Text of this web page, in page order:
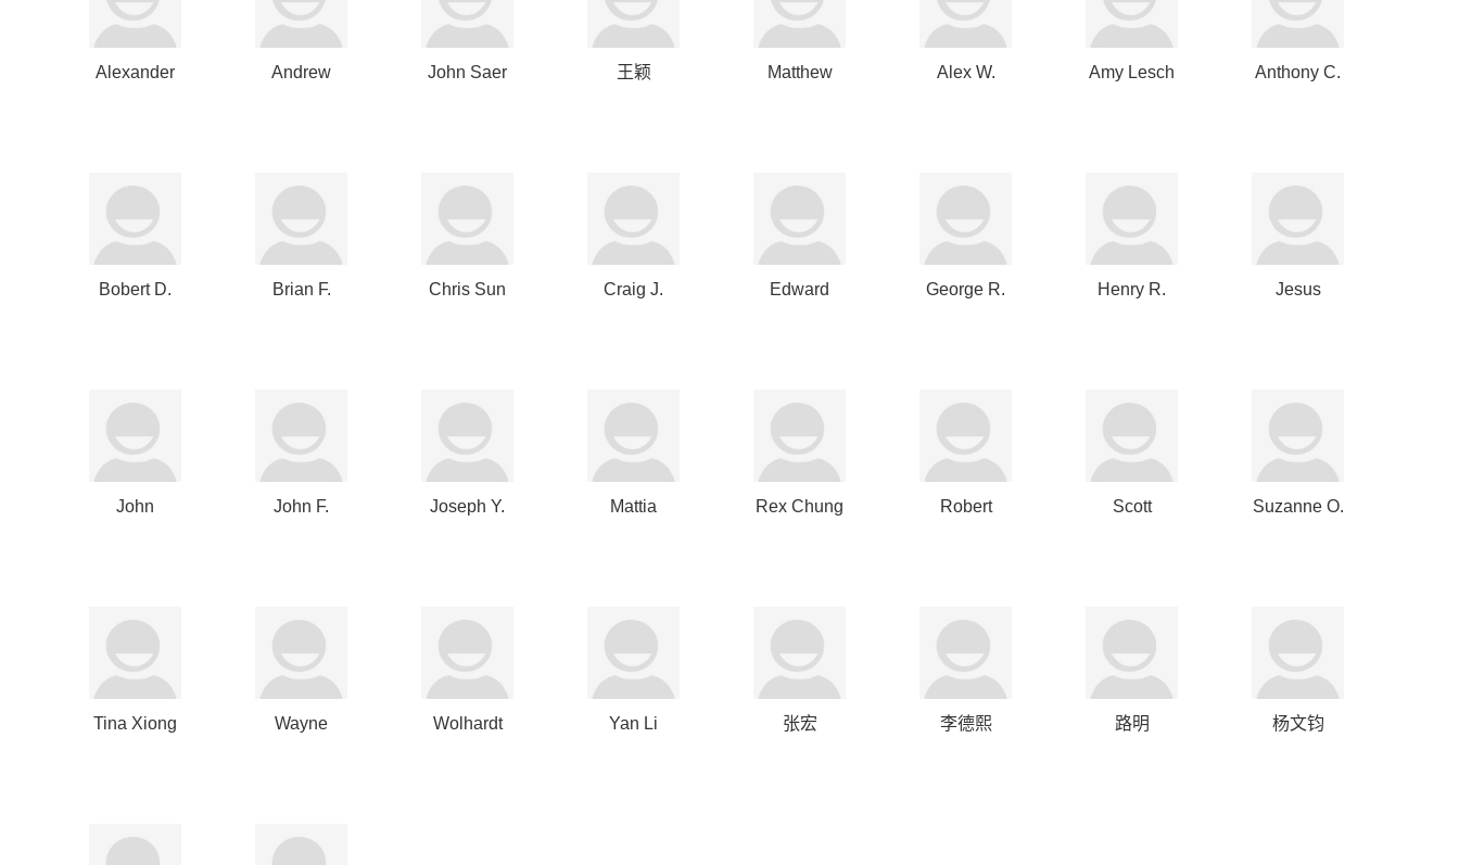
Alexander Andrew John Saer 王颖 Matthew Alex W. Amy Lesch Anthony C.
Bobert D. Brian F. Chris Sun Craig J. Edward George R. Henry R. Jesus
John John F. Joseph Y. Mattia Rex Chung Robert Scott Suzanne O.
Tina Xiong Wayne Wolhardt Yan Li 张宏 李德熙 路明 杨文钧